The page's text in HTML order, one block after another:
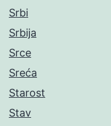
Srbi
Srbija
Srce
Sreća
Starost
Stav